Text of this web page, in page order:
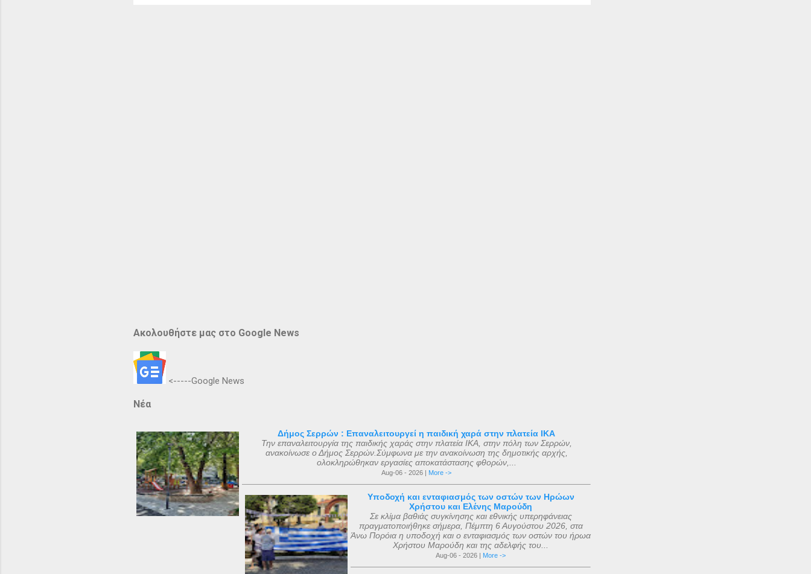
Ακολουθήστε μας στο Google News
<-----Google News
Νέα
Δήμος Σερρών : Επαναλειτουργεί η παιδική χαρά στην πλατεία ΙΚΑ
Την επαναλειτουργία της παιδικής χαράς στην πλατεία ΙΚΑ, στην πόλη των Σερρών,
ανακοίνωσε ο Δήμος Σερρών.Σύμφωνα με την ανακοίνωση της δημοτικής αρχής,
ολοκληρώθηκαν εργασίες αποκατάστασης φθορών,...
Aug-06 - 2026 | More ->
Υποδοχή και ενταφιασμός των οστών των Ηρώων
Χρήστου και Ελένης Μαρούδη
Σε κλίμα βαθιάς συγκίνησης και εθνικής υπερηφάνειας
πραγματοποιήθηκε σήμερα, Πέμπτη 6 Αυγούστου 2026, στα
Άνω Πορόια η υποδοχή και ο ενταφιασμός των οστών του ήρωα
Χρήστου Μαρούδη και της αδελφής του...
Aug-06 - 2026 | More ->